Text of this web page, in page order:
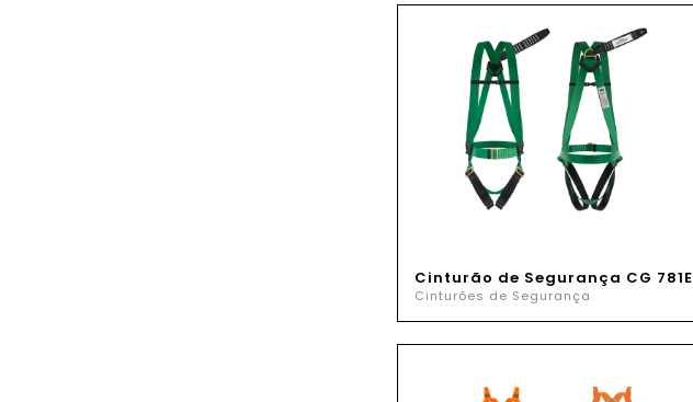
Cinturão de Segurança CG 781E
Cinturões de Segurança